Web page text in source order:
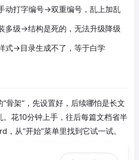
动打字编号→双重编号，乱上加乱
多级→结构是死的，无法升级降级
式→目录生成不了，等于白学
骨架”，先设置好，后续哪怕是长文
。花10分钟上手，往后每篇文档省半
，从“开始”菜单里找到它试一试。